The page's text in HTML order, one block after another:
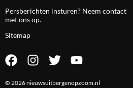
Persberichten insturen? Neem contact
met ons op.
Sitemap
© 2026 nieuwsuitbergenopzoom.nl